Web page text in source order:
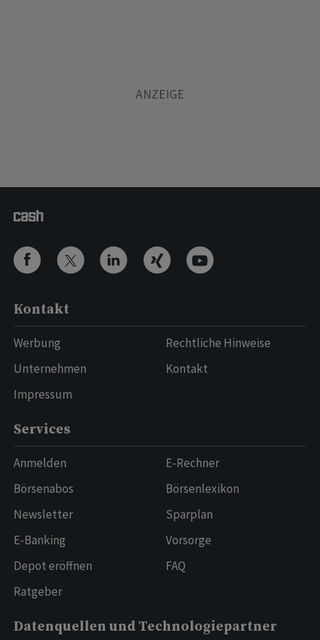
Kontakt
Werbung
Unternehmen
Impressum
Rechtliche Hinweise
Kontakt
Services
Anmelden
Börsenabos
Newsletter
E-Banking
Depot eröffnen
Ratgeber
E-Rechner
Börsenlexikon
Sparplan
Vorsorge
FAQ
Datenquellen und Technologiepartner